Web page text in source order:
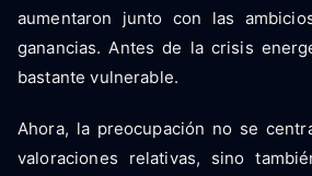
aumentaron junto con las
ganancias. Antes de la crisis
bastante vulnerable.
Ahora, la preocupación no se
valoraciones relativas, sino